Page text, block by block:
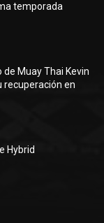
temporada
de Muay Thai Kevin
recuperación en
Hybrid